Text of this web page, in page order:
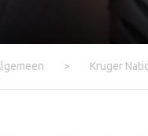
> Kruger